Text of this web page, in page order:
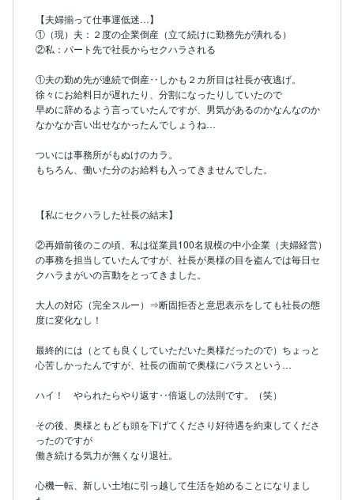
【夫婦揃って仕事運低迷…】
①（現）夫：２度の企業倒産（立て続けに勤務先が潰れる）
②私：パート先で社長からセクハラされる
①夫の勤め先が連続で倒産‥しかも２カ所目は社長が夜逃げ。
徐々にお給料日が遅れたり、分割になったりしていたので
早めに辞めるよう言っていたんですが、男気があるのかなんなのか
なかなか言い出せなかったんでしょうね…
ついには事務所がもぬけのカラ。
もちろん、働いた分のお給料も入ってきませんでした。
【私にセクハラした社長の結末】
②再婚前後のこの頃、私は従業員100名規模の中小企業（夫婦経営）
の事務を担当していたんですが、社長が奥様の目を盗んでは毎日セ
クハラまがいの言動をとってきました。
大人の対応（完全スルー）⇒断固拒否と意思表示をしても社長の態
度に変化なし！
最終的には（とても良くしていただいた奥様だったので）ちょっと
心苦しかったんですが、社長の面前で奥様にバラスという…
ハイ！　やられたらやり返す‥倍返しの法則です。（笑）
その後、奥様ともども頭を下げてくださり好待遇を約束してくださ
ったのですが
働き続ける気力が無くなり退社。
心機一転、新しい土地に引っ越して生活を始めることになりまし